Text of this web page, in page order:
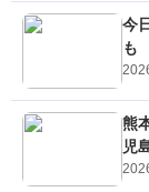
今
も
熊
児